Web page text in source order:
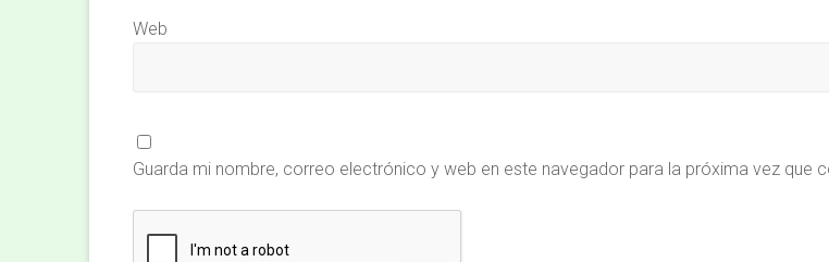
Web
Guarda mi nombre, correo electrónico y web en este navegador para la próxima vez que